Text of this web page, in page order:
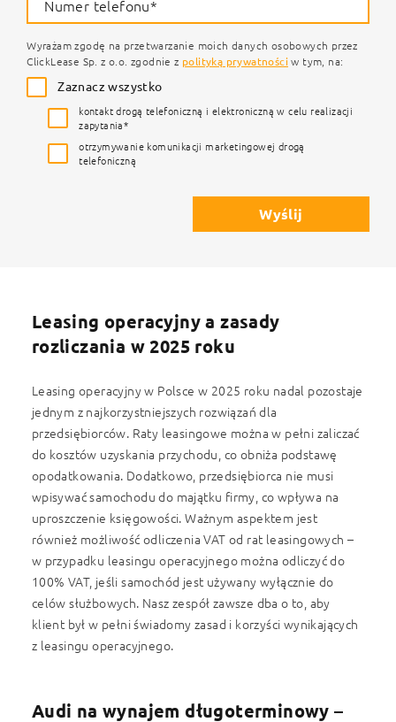
Numer telefonu*
Wyrażam zgodę na przetwarzanie moich danych osobowych przez
ClickLease Sp. z o.o. zgodnie z polityką prywatności w tym, na:
Zaznacz wszystko
kontakt drogą telefoniczną i elektroniczną w celu realizacji
zapytania*
otrzymywanie komunikacji marketingowej drogą
telefoniczną
Wyślij
Leasing operacyjny a zasady
rozliczania w 2025 roku
Leasing operacyjny w Polsce w 2025 roku nadal pozostaje
jednym z najkorzystniejszych rozwiązań dla
przedsiębiorców. Raty leasingowe można w pełni zaliczać
do kosztów uzyskania przychodu, co obniża podstawę
opodatkowania. Dodatkowo, przedsiębiorca nie musi
wpisywać samochodu do majątku firmy, co wpływa na
uproszczenie księgowości. Ważnym aspektem jest
również możliwość odliczenia VAT od rat leasingowych –
w przypadku leasingu operacyjnego można odliczyć do
100% VAT, jeśli samochód jest używany wyłącznie do
celów służbowych. Nasz zespół zawsze dba o to, aby
klient był w pełni świadomy zasad i korzyści wynikających
z leasingu operacyjnego.
Audi na wynajem długoterminowy –